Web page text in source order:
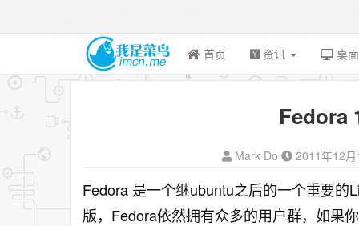
首页 资讯 桌
Fedora
Mark Do 2011年12
Fedora 是一个继ubuntu之后的一个重要的
版，Fedora依然拥有众多的用户群，如果